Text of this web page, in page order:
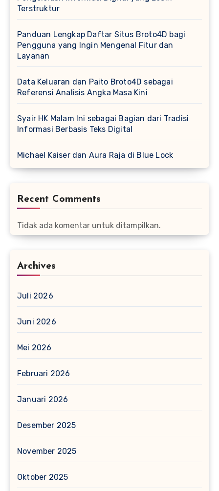
Terstruktur
Panduan Lengkap Daftar Situs Broto4D bagi
Pengguna yang Ingin Mengenal Fitur dan
Layanan
Data Keluaran dan Paito Broto4D sebagai
Referensi Analisis Angka Masa Kini
Syair HK Malam Ini sebagai Bagian dari Tradisi
Informasi Berbasis Teks Digital
Michael Kaiser dan Aura Raja di Blue Lock
Recent Comments
Tidak ada komentar untuk ditampilkan.
Archives
Juli 2026
Juni 2026
Mei 2026
Februari 2026
Januari 2026
Desember 2025
November 2025
Oktober 2025